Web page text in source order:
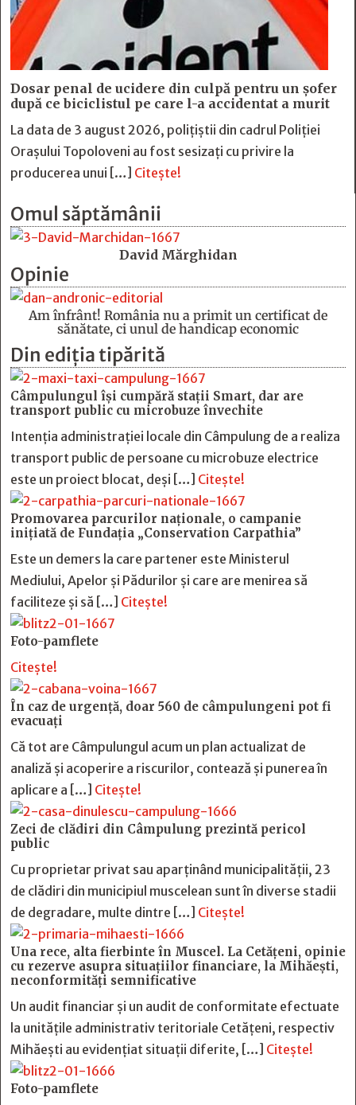
Dosar penal de ucidere din culpă pentru un șofer
după ce biciclistul pe care l-a accidentat a murit
La data de 3 august 2026, polițiștii din cadrul Poliției
Orașului Topoloveni au fost sesizați cu privire la
producerea unui […] Citește!
Omul săptămânii
David Mărghidan
Opinie
Am înfrânt! România nu a primit un certificat de
sănătate, ci unul de handicap economic
Din ediția tipărită
Câmpulungul îşi cumpără staţii Smart, dar are
transport public cu microbuze învechite
Intenția administrației locale din Câmpulung de a realiza
transport public de persoane cu microbuze electrice
este un proiect blocat, deși […] Citește!
Promovarea parcurilor naționale, o campanie
inițiată de Fundația „Conservation Carpathia”
Este un demers la care partener este Ministerul
Mediului, Apelor și Pădurilor și care are menirea să
faciliteze și să […] Citește!
Foto-pamflete
Citește!
În caz de urgență, doar 560 de câmpulungeni pot fi
evacuați
Că tot are Câmpulungul acum un plan actualizat de
analiză și acoperire a riscurilor, contează și punerea în
aplicare a […] Citește!
Zeci de clădiri din Câmpulung prezintă pericol
public
Cu proprietar privat sau aparținând municipalității, 23
de clădiri din municipiul muscelean sunt în diverse stadii
de degradare, multe dintre […] Citește!
Una rece, alta fierbinte în Muscel. La Cetăţeni, opinie
cu rezerve asupra situaţiilor financiare, la Mihăeşti,
neconformităţi semnificative
Un audit financiar și un audit de conformitate efectuate
la unitățile administrativ teritoriale Cetățeni, respectiv
Mihăești au evidențiat situații diferite, […] Citește!
Foto-pamflete